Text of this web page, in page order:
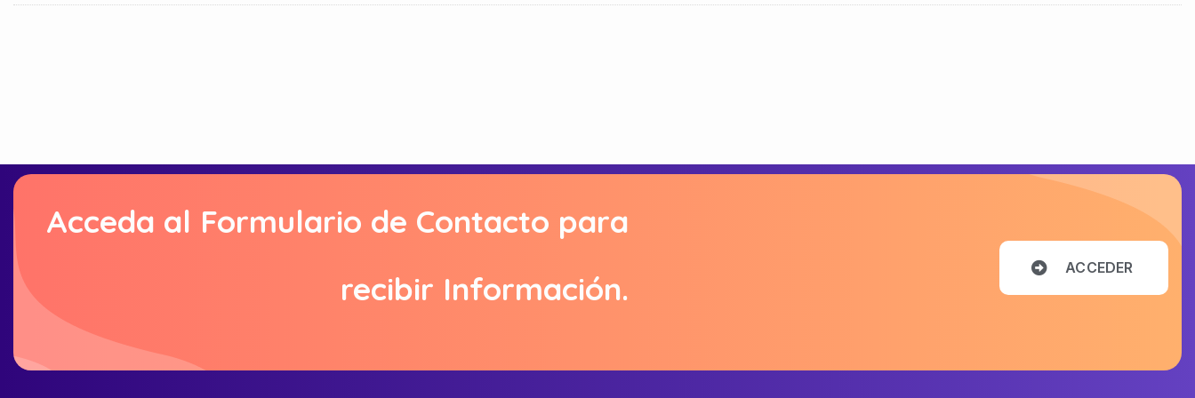
Acceda al Formulario de Contacto para
recibir Información.
ACCEDER